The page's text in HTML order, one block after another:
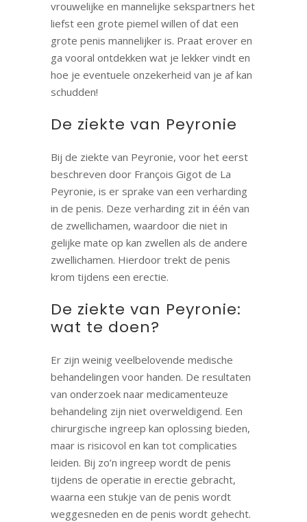
vrouwelijke en mannelijke sekspartners het
liefst een grote piemel willen of dat een
grote penis mannelijker is. Praat erover en
ga vooral ontdekken wat je lekker vindt en
hoe je eventuele onzekerheid van je af kan
schudden!
De ziekte van Peyronie
Bij de ziekte van Peyronie, voor het eerst
beschreven door François Gigot de La
Peyronie, is er sprake van een verharding
in de penis. Deze verharding zit in één van
de zwellichamen, waardoor die niet in
gelijke mate op kan zwellen als de andere
zwellichamen. Hierdoor trekt de penis
krom tijdens een erectie.
De ziekte van Peyronie:
wat te doen?
Er zijn weinig veelbelovende medische
behandelingen voor handen. De resultaten
van onderzoek naar medicamenteuze
behandeling zijn niet overweldigend. Een
chirurgische ingreep kan oplossing bieden,
maar is risicovol en kan tot complicaties
leiden. Bij zo’n ingreep wordt de penis
tijdens de operatie in erectie gebracht,
waarna een stukje van de penis wordt
weggesneden en de penis wordt gehecht.